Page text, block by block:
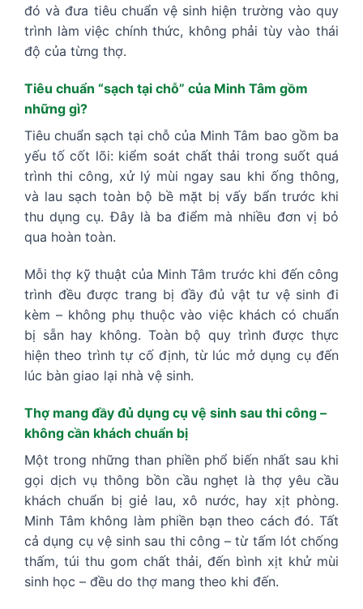
đó và đưa tiêu chuẩn vệ sinh hiện trường vào quy
trình làm việc chính thức, không phải tùy vào thái
độ của từng thợ.
Tiêu chuẩn “sạch tại chỗ” của Minh Tâm gồm
những gì?
Tiêu chuẩn sạch tại chỗ của Minh Tâm bao gồm ba
yếu tố cốt lõi: kiểm soát chất thải trong suốt quá
trình thi công, xử lý mùi ngay sau khi ống thông,
và lau sạch toàn bộ bề mặt bị vấy bẩn trước khi
thu dụng cụ. Đây là ba điểm mà nhiều đơn vị bỏ
qua hoàn toàn.
Mỗi thợ kỹ thuật của Minh Tâm trước khi đến công
trình đều được trang bị đầy đủ vật tư vệ sinh đi
kèm – không phụ thuộc vào việc khách có chuẩn
bị sẵn hay không. Toàn bộ quy trình được thực
hiện theo trình tự cố định, từ lúc mở dụng cụ đến
lúc bàn giao lại nhà vệ sinh.
Thợ mang đầy đủ dụng cụ vệ sinh sau thi công –
không cần khách chuẩn bị
Một trong những than phiền phổ biến nhất sau khi
gọi dịch vụ thông bồn cầu nghẹt là thợ yêu cầu
khách chuẩn bị giẻ lau, xô nước, hay xịt phòng.
Minh Tâm không làm phiền bạn theo cách đó. Tất
cả dụng cụ vệ sinh sau thi công – từ tấm lót chống
thấm, túi thu gom chất thải, đến bình xịt khử mùi
sinh học – đều do thợ mang theo khi đến.